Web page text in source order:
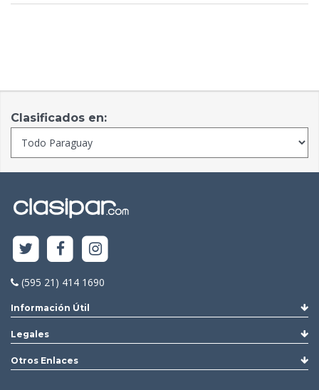
Clasificados en:
(595 21) 414 1690
Información Útil
Legales
Otros Enlaces